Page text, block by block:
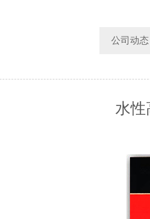
公司动态
水性